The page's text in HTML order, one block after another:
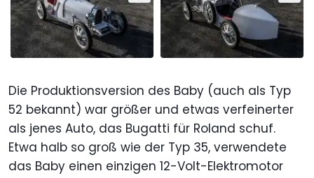
Die Produktionsversion des Baby (auch als Typ
52 bekannt) war größer und etwas verfeinerter
als jenes Auto, das Bugatti für Roland schuf.
Etwa halb so groß wie der Typ 35, verwendete
das Baby einen einzigen 12-Volt-Elektromotor